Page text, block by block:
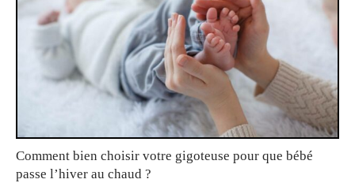
Comment bien choisir votre gigoteuse pour que bébé
passe l’hiver au chaud ?